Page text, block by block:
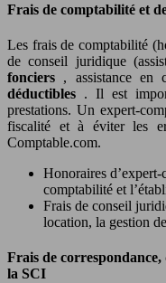
Frais de comptabilité et
Les frais de comptabilité
de conseil juridique
fonciers , assistance en
déductibles . Il est
prestations. Un expert-
fiscalité et à éviter les
Comptable.com.
Honoraires
comptabilité et
Frais de conseil
location, la gestion
Frais de correspondance,
la SCI